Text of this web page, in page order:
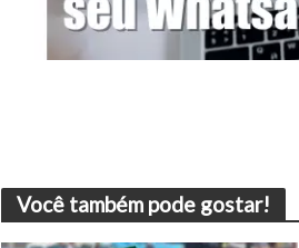
Você também pode gostar!